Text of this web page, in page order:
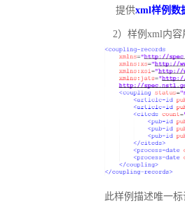
提供xml样例数
2）样例xml内容
此样例描述唯一标